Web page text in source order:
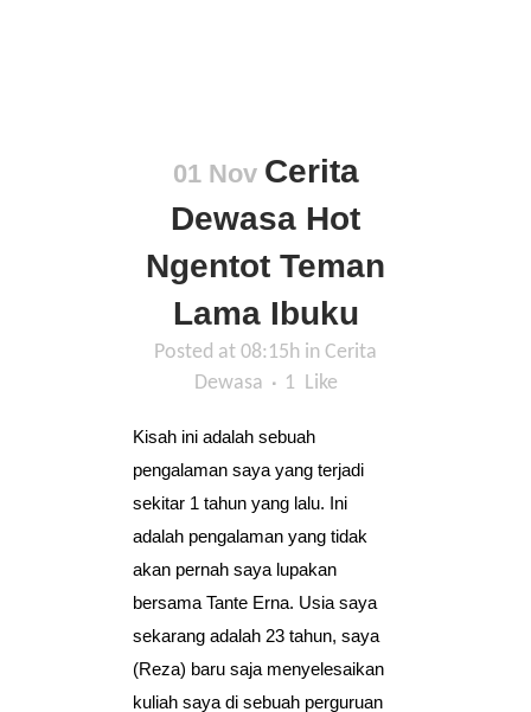
01 Nov Cerita
Dewasa Hot
Ngentot Teman
Lama Ibuku
Posted at 08:15h in Cerita
Dewasa
1 Like
Kisah ini adalah sebuah
pengalaman saya yang terjadi
sekitar 1 tahun yang lalu. Ini
adalah pengalaman yang tidak
akan pernah saya lupakan
bersama Tante Erna. Usia saya
sekarang adalah 23 tahun, saya
(Reza) baru saja menyelesaikan
kuliah saya di sebuah perguruan